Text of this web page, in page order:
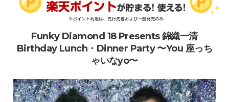
Funky Diamond 18 Presents 錦織一清
Birthday Lunch・Dinner Party 〜You 座っち
ゃいなyo〜